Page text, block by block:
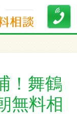
！舞鶴
無料相